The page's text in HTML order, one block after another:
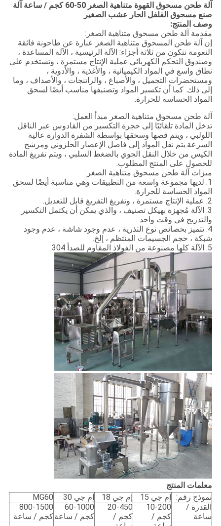
آلة طحن مسحوق القهوة متناهية الصغر 50-60 كجم / ساعة آلة
صنع مسحوق الفلفل الحار عشب الصغير
وصف المنتج:
مقدمة آلة طحن مسحوق متناهية الصغر:
إن آلة طحن المسحوق متناهية الصغر عبارة عن طاحونة فائقة
النعومة تتكون من ثلاثة أجزاء: الآلة الرئيسية ، الآلة المساعدة ،
وصندوق التحكم الكهربائي.عملية الإنتاج مستمرة ، وتستخدم على
نطاق واسع في المواد الكيميائية ، والأغذية ، والأدوية ،
ومستحضرات التجميل ، والأصباغ ، والراتنجات ، والأصداف ، وما
إلى ذلك. كما أن تكسير المواد وتصنيفها مناسب أيضًا لسحق
المواد الحساسة للحرارة.
آلة طحن مسحوق متناهية الصغر مبدأ العمل:
تدخل المادة تلقائيًا إلى حجرة التكسير من القادوس عبر الناقل
اللولبي ، ويتم قصها وسحقها بواسطة الشفرة الدوارة عالية
السرعة.يتم نقل المواد إلى فاصل الإعصار الحلزوني ومرشح
الكيس من خلال النقل الجوي بالضغط السلبي ، ويتم تفريغ المادة
للحصول على المنتج المطلوب.
ميزات آلة طحن مسحوق متناهية الصغر:
1. لديها مجموعة واسعة من التطبيقات وهي مناسبة أيضًا لسحق
المواد الحساسة للحرارة.
2. عملية الإنتاج مستمرة ، وتفريغ التفريغ قابل للتعديل.
3. الآلة مُجهزة بهيكل تصنيف ، والذي يمكن أن يكتمل التكسير
والتدريج في وقت واحد.
4. تتميز بخصائص نوع التذرية ، عدم وجود شاشة ، عدم وجود
شبكة ، حجم الجسيمات المنتظم ، إلخ.
5. الآلة كلها مصنوعة من الفولاذ المقاوم للصدأ 304.
معلمات المنتج
نموذج رقم: إم جي 15 إم جي 18 إم جي 30
MG60
القدرة /
ساعة
10-200
كجم /
20-450
كجم /
60-1000
كجم / ساعة
800-1500
كجم / ساعة